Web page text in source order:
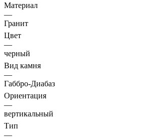
Материал
—
Гранит
Цвет
—
черный
Вид камня
—
Габбро-Диабаз
Ориентация
—
вертикальный
Тип
—